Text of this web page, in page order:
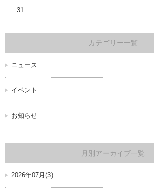
31
カテゴリー一覧
ニュース
イベント
お知らせ
月別アーカイブ一覧
2026年07月(3)